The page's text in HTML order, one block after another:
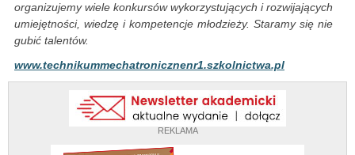
REKLAMA
organizujemy wiele konkursów wykorzystujących i rozwijających
umiejętności, wiedzę i kompetencje młodzieży. Staramy się nie
gubić talentów.
www.technikummechatronicznenr1.szkolnictwa.pl